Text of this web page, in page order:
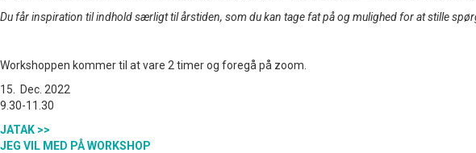
Du får inspiration til indhold særligt til årstiden, som du kan tage fat på og mulighed for at stille
Workshoppen kommer til at vare 2 timer og foregå på zoom.
15. Dec. 2022
9.30-11.30
JATAK >>
JEG VIL MED PÅ WORKSHOP